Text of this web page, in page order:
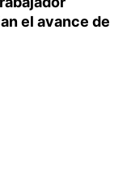
el avance de